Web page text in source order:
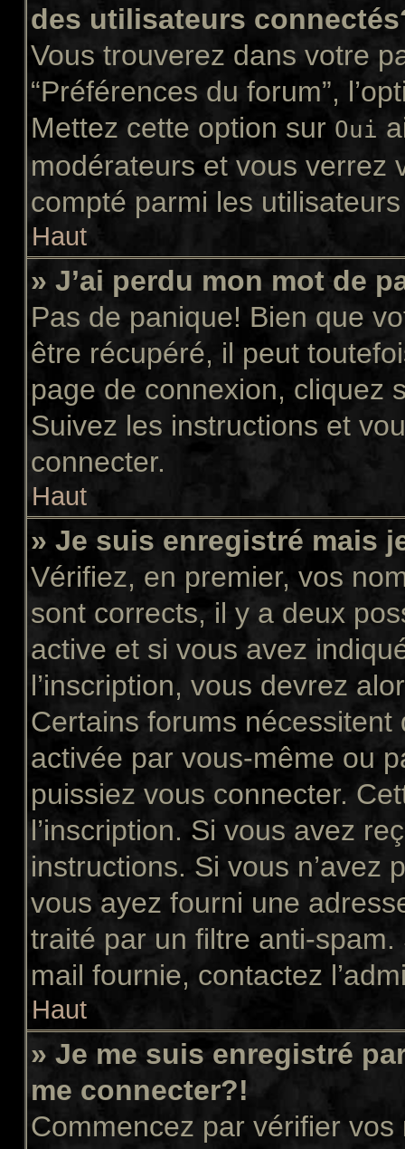
des utilisateurs
Vous trouverez dans votre
“Préférences du forum”,
Mettez cette option sur Oui
modérateurs et vous verrez
compté parmi les
Haut
» J’ai perdu mon mot de
Pas de panique! Bien que
être récupéré, il peut
page de connexion, cliquez
Suivez les instructions et
connecter.
Haut
» Je suis enregistré mais
Vérifiez, en premier, vos
sont corrects, il y a deux
active et si vous avez
l’inscription, vous devrez
Certains forums
activée par vous-même ou
puissiez vous connecter.
l’inscription. Si vous avez
instructions. Si vous n’avez
vous ayez fourni une
traité par un filtre anti-spam.
mail fournie, contactez
Haut
» Je me suis enregistré
me connecter?!
Commencez par vérifier vos